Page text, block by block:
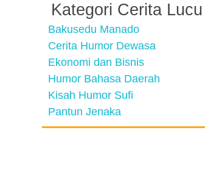
Kategori Cerita Lucu
Bakusedu Manado
Cerita Humor Dewasa
Ekonomi dan Bisnis
Humor Bahasa Daerah
Kisah Humor Sufi
Pantun Jenaka